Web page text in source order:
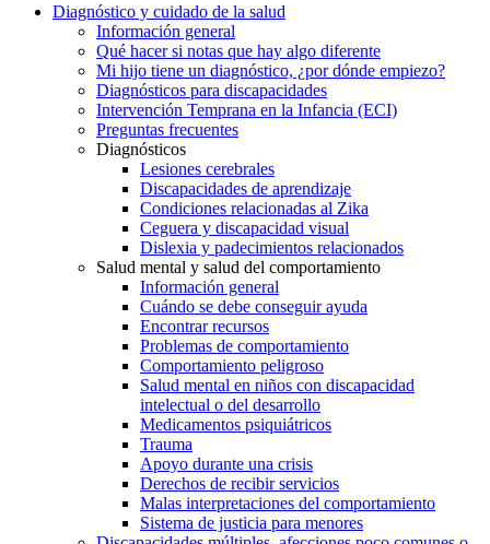
Diagnóstico y cuidado de la salud
Información general
Qué hacer si notas que hay algo diferente
Mi hijo tiene un diagnóstico, ¿por dónde empiezo?
Diagnósticos para discapacidades
Intervención Temprana en la Infancia (ECI)
Preguntas frecuentes
Diagnósticos
Lesiones cerebrales
Discapacidades de aprendizaje
Condiciones relacionadas al Zika
Ceguera y discapacidad visual
Dislexia y padecimientos relacionados
Salud mental y salud del comportamiento
Información general
Cuándo se debe conseguir ayuda
Encontrar recursos
Problemas de comportamiento
Comportamiento peligroso
Salud mental en niños con discapacidad
intelectual o del desarrollo
Medicamentos psiquiátricos
Trauma
Apoyo durante una crisis
Derechos de recibir servicios
Malas interpretaciones del comportamiento
Sistema de justicia para menores